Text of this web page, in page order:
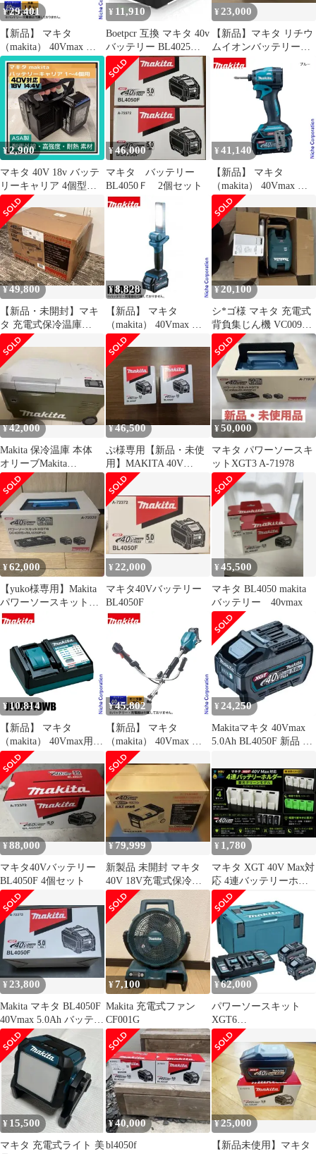
¥29,401
【新品】 マキタ
（makita） 40Vmax 充
電式ヘッジトリマ
260mm 本体のみ
MUH022GZ ヘッジトリ
マ 充電式 バッテリー式
剪定 バッテリ・充電器
別売 純正品
¥ 11,910
Boetpcr 互換 マキタ 40v
バッテリー BL4025
2500mAh 1個 マキタ
40Vmax バッテリー
BL4025 BL4040 BL4060
BL4080に互換可能 LED
ランプ残量表示 大型基
板搭載 多数保護 高耐久
性 e8051afb
¥ 23,000
【新品】マキタ リチウ
ムイオンバッテリー
BL4050F 40Vmax5.0Ah
¥2,900
マキタ 40V 18v バッテ
リーキャリア 4個型
ASA製 ケース ホルダー
¥46,000
マキタ バッテリー
BL4050Ｆ 2個セット
¥ 41,140
【新品】 マキタ
（makita） 40Vmax 充
電式インパクトドライ
バ 本体のみ TD005GZ
工具
¥49,800
【新品・未開封】マキ
タ 充電式保冷温庫
CW003GZO オリーブ
¥8,828
【新品】 マキタ
（makita） 40Vmax 充
電式ワークライト 本体
のみ ML006G
¥20,100
シ*ゴ様 マキタ 充電式
背負集じん機 VC009G
本体
¥42,000
Makita 保冷温庫 本体
オリーブMakita
CW001G 20L
¥46,500
ぷ様専用【新品・未使
用】MAKITA 40V
5.0Ah BL4050F2個
¥50,000
マキタ パワーソースキ
ットXGT3 A-71978
¥62,000
【yuko様専用】Makita
パワーソースキット
XGT6 A-72039
¥22,000
マキタ40Vバッテリー
BL4050F
¥45,500
マキタ BL4050 makita
バッテリー 40vmax
¥10,814
【新品】 マキタ
（makita） 40Vmax用
充電器 DC40WB
JPADC40WB 充電 40V
バッテリ バッテリー ス
マートシステム
¥45,802
【新品】 マキタ
（makita） 40Vmax 充
電式スプリットモータ
Uハンドル モーター部
のみ MUX02GZ 草刈機
刈払機 刈払い機 充電式
バッテリー式
¥ 24,250
Makitaマキタ 40Vmax
5.0Ah BL4050F 新品 未
¥88,000
マキタ40Vバッテリー
BL4050F 4個セット
¥79,999
新製品 未開封 マキタ
40V 18V充電式保冷温
庫 オリーブ
CW006GZO
¥ 1,780
マキタ XGT 40V Max対
応 4連バッテリーホル
ダー 蓄光グリーン
¥ 23,800
Makita マキタ BL4050F
40Vmax 5.0Ah バッテリ
ー
¥7,100
Makita 充電式ファン
CF001G
¥62,000
パワーソースキット
XGT6
DC40RB+BL4050Fx2 新
品未使用
¥ 15,500
マキタ 充電式ライト 美
¥40,000
bl4050f
¥25,000
【新品未使用】マキタ